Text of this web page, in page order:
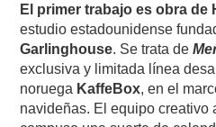
El primer trabajo es obra de
estudio estadounidense
Garlinghouse. Se trata de
exclusiva y limitada línea
noruega KaffeBox, en el
navideñas. El equipo creativo